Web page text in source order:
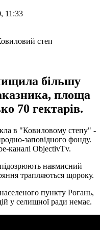
11:33
більшу
площа
70 гектарів.
в "Ковиловому степу" -
заповідного фонду.
каналі ObjectivTv.
навмисний
трапляються щороку.
пункту Рогань,
у селищної ради немає.